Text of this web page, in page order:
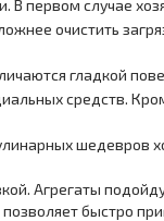
В первом случае
очистить
гладкой
средств.
шедевров
Агрегаты
быстро